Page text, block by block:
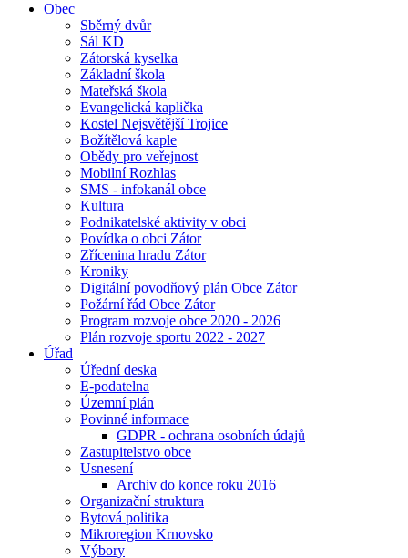
Obec
Sběrný dvůr
Sál KD
Zátorská kyselka
Základní škola
Mateřská škola
Evangelická kaplička
Kostel Nejsvětější Trojice
Božítělová kaple
Obědy pro veřejnost
Mobilní Rozhlas
SMS - infokanál obce
Kultura
Podnikatelské aktivity v obci
Povídka o obci Zátor
Zřícenina hradu Zátor
Kroniky
Digitální povodňový plán Obce Zátor
Požární řád Obce Zátor
Program rozvoje obce 2020 - 2026
Plán rozvoje sportu 2022 - 2027
Úřad
Úřední deska
E-podatelna
Územní plán
Povinné informace
GDPR - ochrana osobních údajů
Zastupitelstvo obce
Usnesení
Archiv do konce roku 2016
Organizační struktura
Bytová politika
Mikroregion Krnovsko
Výbory